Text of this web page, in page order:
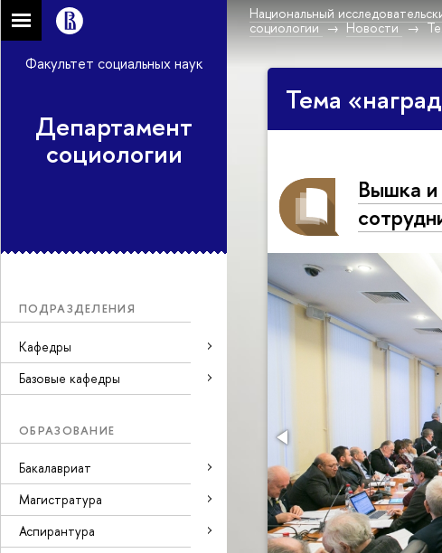
Национальный
социологии
Новости
Факультет социальных наук
Департамент
социологии
ПОДРАЗДЕЛЕНИЯ
Кафедры
Базовые кафедры
ОБРАЗОВАНИЕ
Бакалавриат
Магистратура
Аспирантура
Тема
Вышка и